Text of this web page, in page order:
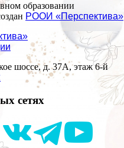
образовании
РООИ «Перспектива»
шоссе, д. 37А, этаж 6-й
сетях